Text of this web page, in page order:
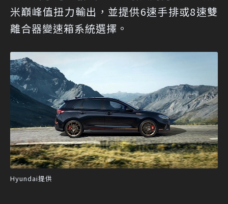
米巔峰值扭力輸出，並提供6速手排或8速雙
離合器變速箱系統選擇。
Hyundai提供